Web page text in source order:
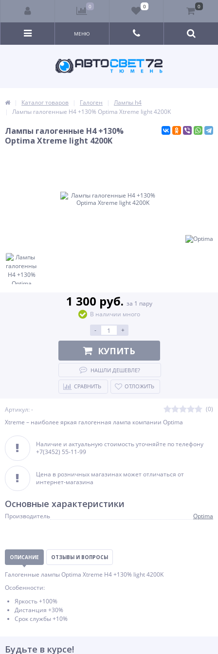
МЕНЮ
Каталог товаров Галоген
Лампы h4
Лампы галогенные H4 +130% Optima Xtreme light 4200K
Лампы галогенные H4 +130%
Optima Xtreme light 4200K
Артикул: -
(0)
Xtreme – наиболее яркая галогенная лампа компании Optima
Наличие и актуальную стоимость уточняйте по телефону
+7(3452) 55-11-99
Цена в розничных магазинах может отличаться от
интернет-магазина
1 300 руб. за 1 пару
В наличии много
-
+
КУПИТЬ
НАШЛИ ДЕШЕВЛЕ?
СРАВНИТЬ ОТЛОЖИТЬ
Основные характеристики
Производитель Optima
ОПИСАНИЕ ОТЗЫВЫ И ВОПРОСЫ
Галогенные лампы Optima Xtreme H4 +130% light 4200K
Особенности:
Яркость +100%
Дистанция +30%
Срок службы +10%
Будьте в курсе!
0 0 0